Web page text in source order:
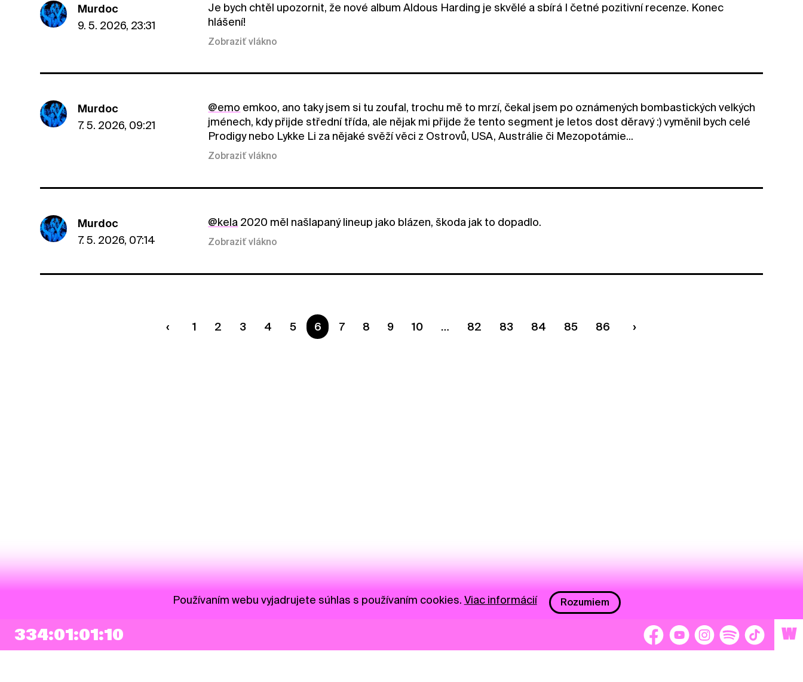
Murdoc
9. 5. 2026, 23:31
Je bych chtěl upozornit, že nové album Aldous Harding je skvělé a sbírá I četné pozitivní recenze. Konec
hlášení!
Zobraziť vlákno
Murdoc
7. 5. 2026, 09:21
@emo emkoo, ano taky jsem si tu zoufal, trochu mě to mrzí, čekal jsem po oznámených bombastických velkých
jménech, kdy přijde střední třída, ale nějak mi přijde že tento segment je letos dost děravý :) vyměnil bych celé
Prodigy nebo Lykke Li za nějaké svěží věci z Ostrovů, USA, Austrálie či Mezopotámie...
Zobraziť vlákno
Murdoc
7. 5. 2026, 07:14
@kela 2020 měl našlapaný lineup jako blázen, škoda jak to dopadlo.
Zobraziť vlákno
1 2 3 4 5 Ste na strane
6 7 8 9 10 82 83 84 85 86
334:01:01:10 W
Používaním webu vyjadrujete súhlas s používaním cookies. Viac informácií Rozumiem